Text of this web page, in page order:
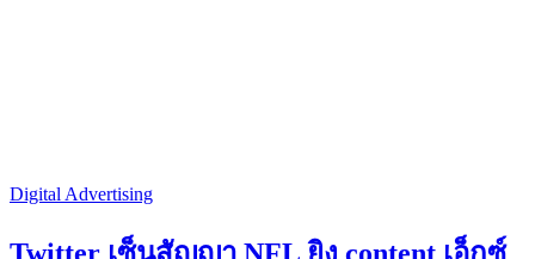
Digital Advertising
Twitter เซ็นสัญญา NFL ยิง content เอ็กซ์